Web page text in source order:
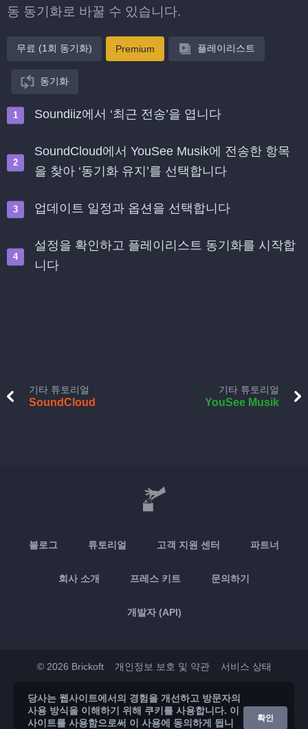
동 동기화로 바꿀 수 있습니다.
무료 (1회 동기화) Premium 플레이리스트
동기화
Soundiiz에서 ‘최근 전송’을 엽니다
SoundCloud에서 YouSee Musik에 전송한 항목
을 찾아 ‘동기화 유지’를 선택합니다
업데이트 일정과 옵션을 선택합니다
설정을 확인하고 플레이리스트 동기화를 시작합
니다
기타 튜토리얼
SoundCloud
기타 튜토리얼
YouSee Musik
블로그 튜토리얼 고객 지원 센터 파트너
회사 소개 프레스 키트 문의하기
개발자 (API)
© 2026 Brickoft 개인정보 보호 및 약관 서비스 상태
App Store Google Play
당사는 웹사이트에서의 경험을 개선하고 방문자의
사용 방식을 이해하기 위해 쿠키를 사용합니다. 이
사이트를 사용함으로써 이 사용에 동의하게 됩니
확인